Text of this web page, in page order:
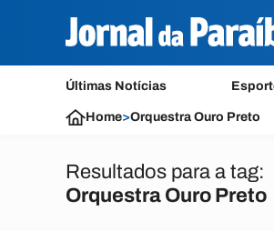
Últimas Notícias
Home>Orquestra Ouro Preto
Resultados para a tag:
Orquestra Ouro Preto